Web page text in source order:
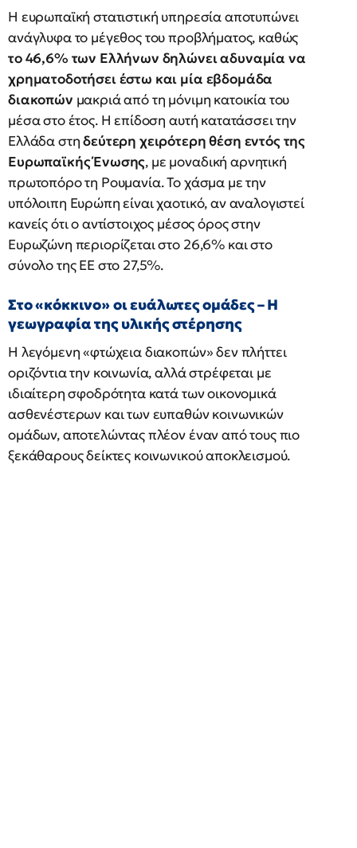
Η ευρωπαϊκή στατιστική υπηρεσία αποτυπώνει
ανάγλυφα το μέγεθος του προβλήματος, καθώς
το 46,6% των Ελλήνων δηλώνει αδυναμία να
χρηματοδοτήσει έστω και μία εβδομάδα
διακοπών μακριά από τη μόνιμη κατοικία του
μέσα στο έτος. Η επίδοση αυτή κατατάσσει την
Ελλάδα στηδεύτερη χειρότερη θέση εντός της
Ευρωπαϊκής Ένωσης, με μοναδική αρνητική
πρωτοπόρο τη Ρουμανία. Το χάσμα με την
υπόλοιπη Ευρώπη είναι χαοτικό, αν αναλογιστεί
κανείς ότι ο αντίστοιχος μέσος όρος στην
Ευρωζώνη περιορίζεται στο 26,6% και στο
σύνολο της ΕΕ στο 27,5%.
Στο «κόκκινο» οι ευάλωτες ομάδες – Η
γεωγραφία της υλικής στέρησης
Η λεγόμενη «φτώχεια διακοπών» δεν πλήττει
οριζόντια την κοινωνία, αλλά στρέφεται με
ιδιαίτερη σφοδρότητα κατά των οικονομικά
ασθενέστερων και των ευπαθών κοινωνικών
ομάδων, αποτελώντας πλέον έναν από τους πιο
ξεκάθαρους δείκτες κοινωνικού αποκλεισμού.